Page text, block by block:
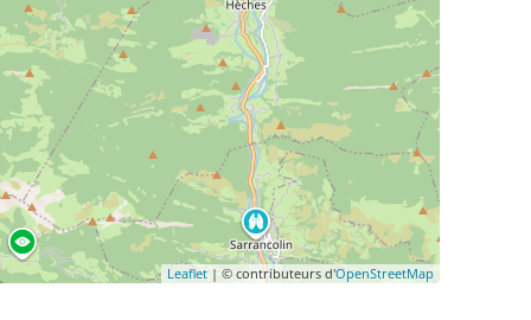
Leaflet| © contributeurs d'OpenStreetMap